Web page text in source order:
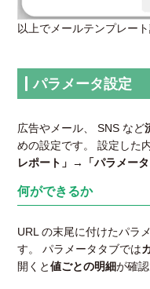
以上でメールテンプレー
パラメータ設定
広告やメール、 SNS など
めの設定です。 設定した
レポート」→「パラメー
何ができるか
URL の末尾に付けたパラ
す。 パラメータタブでは
開くと値ごとの明細が確認